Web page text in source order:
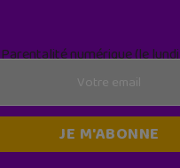
Parentalité numérique (le